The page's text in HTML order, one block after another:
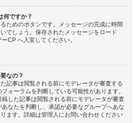
何ですか？
ためのボタンです。メッセージの完成に時間
でしょう。保存されたメッセージをロード
CP へ入室してください。
なの？
記事は閲覧される前にモデレータが審査する
ォーラムを判断している可能性があります。
した記事は閲覧される前にモデレータが審査
なたを判断し、承認が必要なグループへあな
ます。詳細は管理人にお問い合わせください